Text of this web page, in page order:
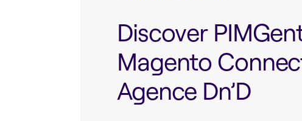
Discover
Magento
Agence Dn’D